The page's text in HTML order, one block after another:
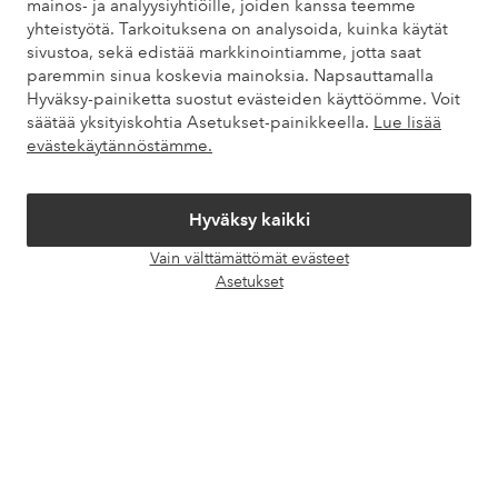
mainos- ja analyysiyhtiöille, joiden kanssa teemme
yhteistyötä. Tarkoituksena on analysoida, kuinka käytät
sivustoa, sekä edistää markkinointiamme, jotta saat
paremmin sinua koskevia mainoksia. Napsauttamalla
Hyväksy-painiketta suostut evästeiden käyttöömme. Voit
säätää yksityiskohtia Asetukset-painikkeella. Lue lisää
evästekäytännöstämme.
Hyväksy kaikki
Vain välttämättömät evästeet
Asetukset
Asiakaspalvelu Tilaukset Maksutavat
Omat sivut
Tietoa Elloksesta